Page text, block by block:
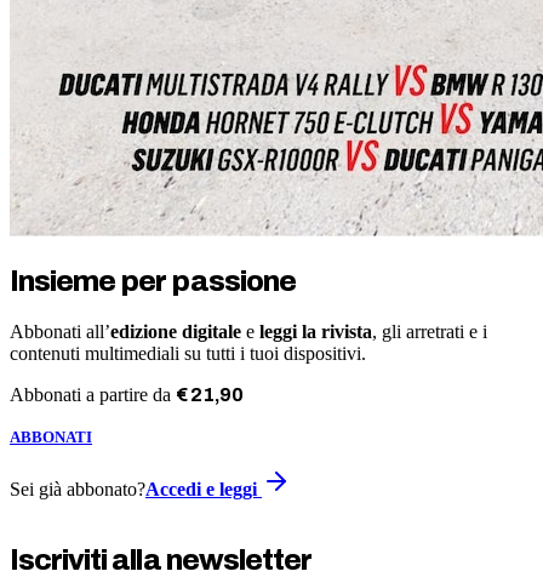
Insieme per passione
Abbonati all’edizione digitale e leggi la rivista, gli arretrati e i
contenuti multimediali su tutti i tuoi dispositivi.
Abbonati a partire da €21,90
ABBONATI
Sei già abbonato?Accedi e leggi
Iscriviti alla newsletter